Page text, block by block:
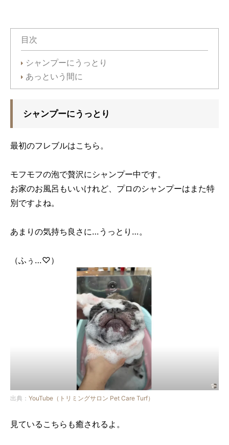
目次
シャンプーにうっとり
あっという間に
シャンプーにうっとり
最初のフレブルはこちら。
モフモフの泡で贅沢にシャンプー中です。
お家のお風呂もいいけれど、プロのシャンプーはまた特
別ですよね。
あまりの気持ち良さに…うっとり…。
（ふぅ…♡）
出典： YouTube（トリミングサロン Pet Care Turf）
見ているこちらも癒されるよ。